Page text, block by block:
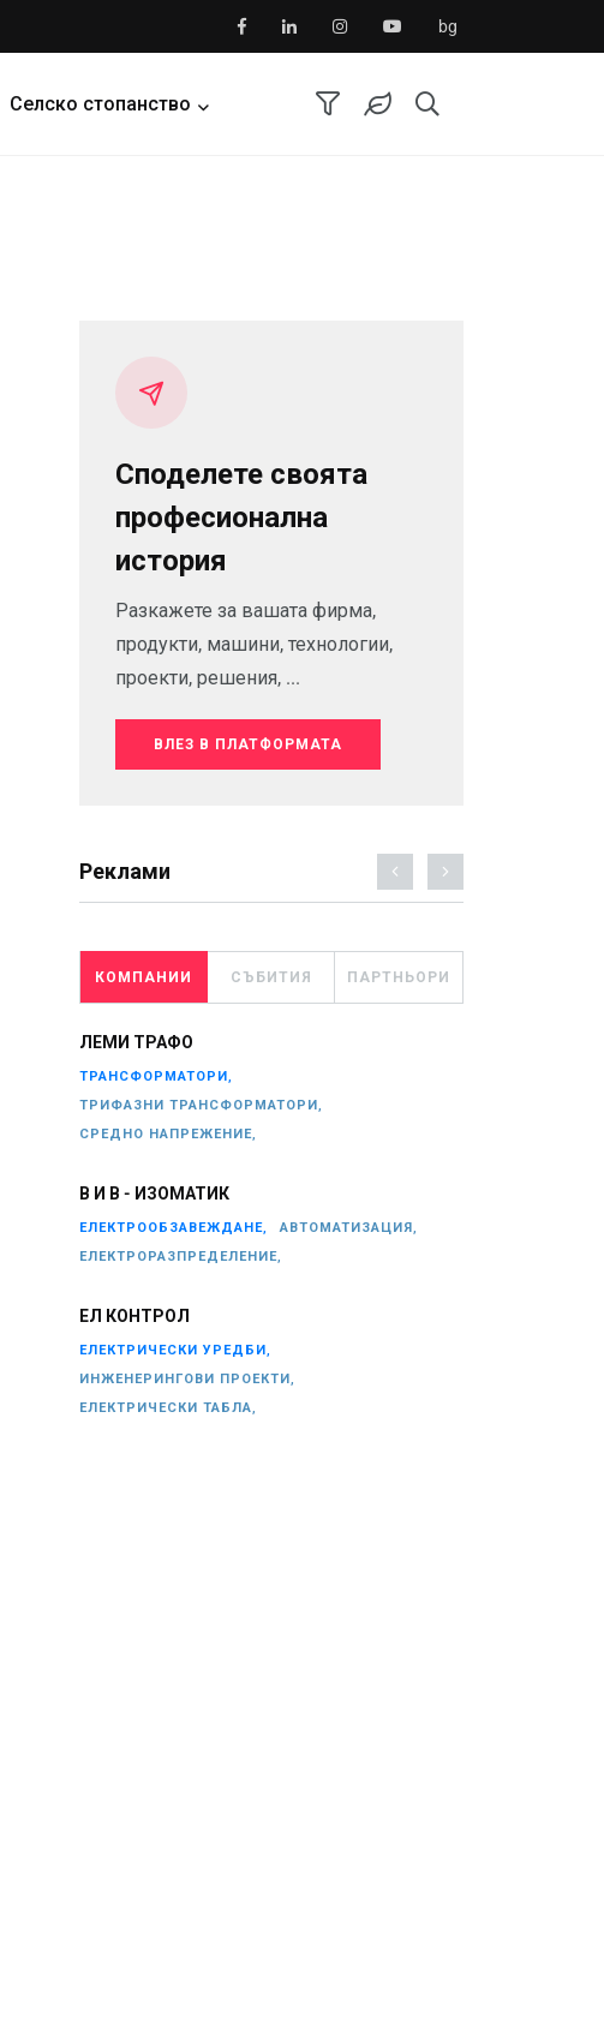
bg
Селско стопанство
Споделете своята
професионална
история
Разкажете за вашата фирма,
продукти, машини, технологии,
проекти, решения, ...
ВЛЕЗ В ПЛАТФОРМАТА
Реклами
КОМПАНИИ СЪБИТИЯ ПАРТНЬОРИ
ЛЕМИ ТРАФО
ТРАНСФОРМАТОРИ,
ТРИФАЗНИ ТРАНСФОРМАТОРИ,
СРЕДНО НАПРЕЖЕНИЕ,
В И В - ИЗОМАТИК
ЕЛЕКТРООБЗАВЕЖДАНЕ,
АВТОМАТИЗАЦИЯ,
ЕЛЕКТРОРАЗПРЕДЕЛЕНИЕ,
ЕЛ КОНТРОЛ
ЕЛЕКТРИЧЕСКИ УРЕДБИ,
ИНЖЕНЕРИНГОВИ ПРОЕКТИ,
ЕЛЕКТРИЧЕСКИ ТАБЛА,